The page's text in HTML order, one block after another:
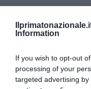
Information
If you wish to opt-out
processing of your
targeted advertising